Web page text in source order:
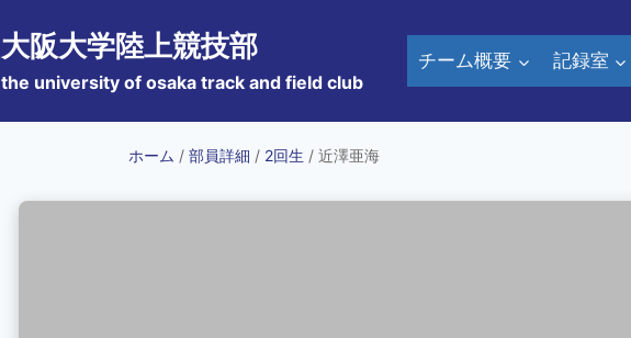
大阪大学陸上競技部
the university of osaka track and field club
チーム概要 記録室
ホーム / 部員詳細 / 2回生 / 近澤亜海